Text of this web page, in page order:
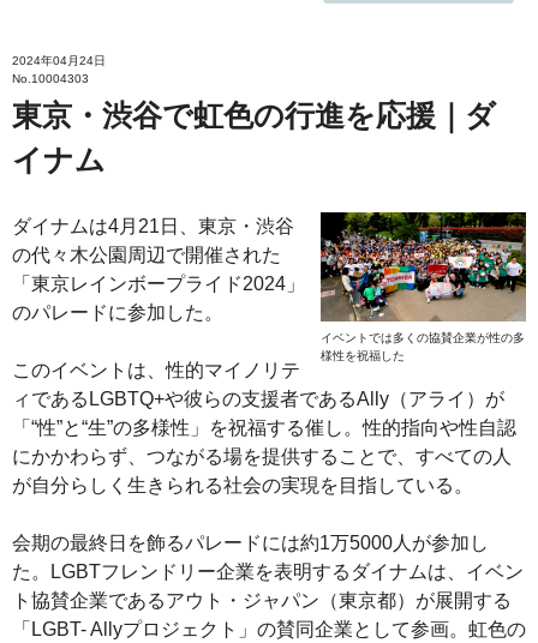
2024年04月24日
No.10004303
東京・渋谷で虹色の行進を応援｜ダ
イナム
イベントでは多くの協賛企業が性の多
様性を祝福した
ダイナムは4月21日、東京・渋谷
の代々木公園周辺で開催された
「東京レインボープライド2024」
のパレードに参加した。
このイベントは、性的マイノリテ
ィであるLGBTQ+や彼らの支援者であるAlly（アライ）が
「“性”と“生”の多様性」を祝福する催し。性的指向や性自認
にかかわらず、つながる場を提供することで、すべての人
が自分らしく生きられる社会の実現を目指している。
会期の最終日を飾るパレードには約1万5000人が参加し
た。LGBTフレンドリー企業を表明するダイナムは、イベン
ト協賛企業であるアウト・ジャパン（東京都）が展開する
「LGBT- Allyプロジェクト」の賛同企業として参画。虹色の